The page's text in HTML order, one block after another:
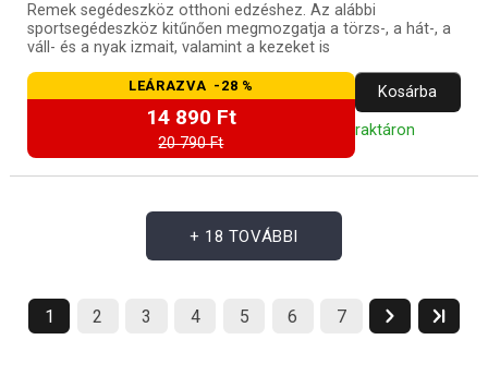
Remek segédeszköz otthoni edzéshez. Az alábbi
sportsegédeszköz kitűnően megmozgatja a törzs-, a hát-, a
váll- és a nyak izmait, valamint a kezeket is
LEÁRAZVA -28 %
14 890 Ft
20 790 Ft
Kosárba
raktáron
+ 18 TOVÁBBI
1 2 3 4 5 6 7